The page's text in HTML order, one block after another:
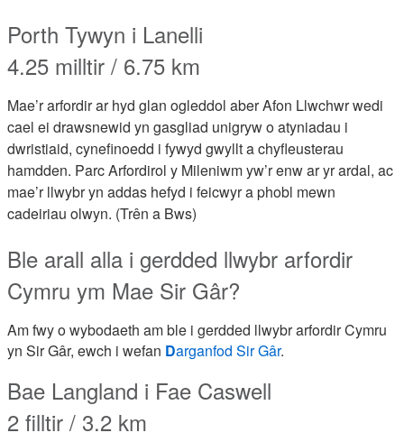
Porth Tywyn i Lanelli
4.25 milltir / 6.75 km
Mae’r arfordir ar hyd glan ogleddol aber Afon Llwchwr wedi
cael ei drawsnewid yn gasgliad unigryw o atyniadau i
dwristiaid, cynefinoedd i fywyd gwyllt a chyfleusterau
hamdden. Parc Arfordirol y Mileniwm yw’r enw ar yr ardal, ac
mae’r llwybr yn addas hefyd i feicwyr a phobl mewn
cadeiriau olwyn. (Trên a Bws)
Ble arall alla i gerdded llwybr arfordir
Cymru ym Mae Sir Gâr?
Amfwyowybodaeth amble i gerdded llwybrarfordirCymru
yn SirGâr, ewch i wefan Darganfod SirGâr.
Bae Langland i Fae Caswell
2 filltir / 3.2 km